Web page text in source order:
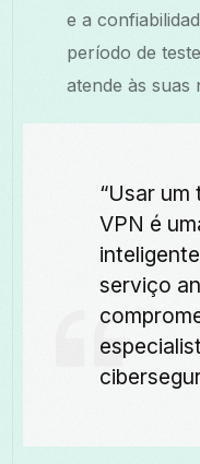
e a
período de
atende às suas
“Usar
VPN é
serviço